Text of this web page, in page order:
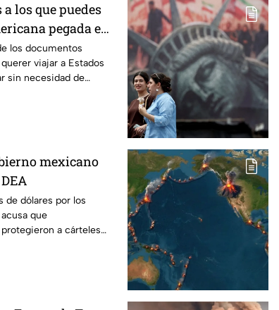
los que puedes
pegada en
la forma DSP-
los documentos
viajar a Estados
sin necesidad de
mexicano
de dólares por los
que
a cárteles